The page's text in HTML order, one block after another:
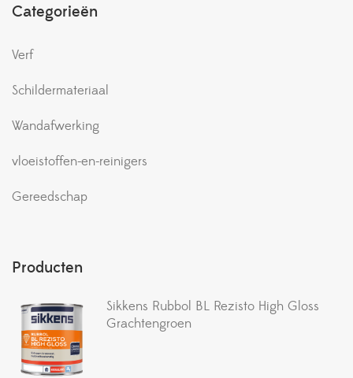
Categorieën
Verf
Schildermateriaal
Wandafwerking
vloeistoffen-en-reinigers
Gereedschap
Producten
Sikkens Rubbol BL Rezisto High Gloss
Grachtengroen